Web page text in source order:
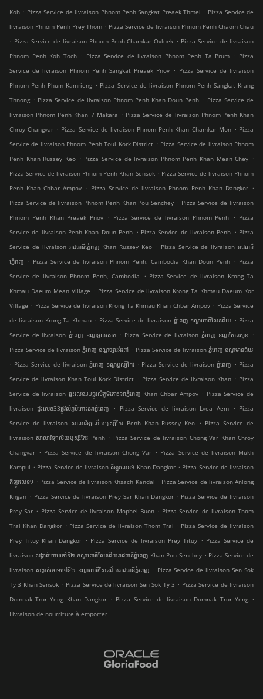
Koh . Pizza Service de livraison Phnom Penh Sangkat Preaek Thmei . Pizza Service de
livraison Phnom Penh Prey Thom . Pizza Service de livraison Phnom Penh Chaom Chau
. Pizza Service de livraison Phnom Penh Chamkar Ovloek . Pizza Service de livraison
Phnom Penh Koh Toch
. Pizza Service de livraison Phnom Penh Ta Prum . Pizza
Service de livraison Phnom Penh Sangkat Preaek Pnov . Pizza Service de livraison
Phnom Penh Phum Kamrieng . Pizza Service de livraison Phnom Penh Sangkat Krang
Thnong . Pizza Service de livraison Phnom Penh Khan Doun Penh . Pizza Service de
livraison Phnom Penh Khan 7 Makara . Pizza Service de livraison Phnom Penh Khan
Chroy Changvar . Pizza Service de livraison Phnom Penh Khan Chamkar Mon . Pizza
Service de livraison Phnom Penh Toul Kork District . Pizza Service de livraison Phnom
Penh Khan Russey Keo . Pizza Service de livraison Phnom Penh Khan Mean Chey .
Pizza Service de livraison Phnom Penh Khan Sensok . Pizza Service de livraison Phnom
Penh Khan Chbar Ampov
. Pizza Service de livraison Phnom Penh Khan Dangkor .
Pizza Service de livraison Phnom Penh Khan Pou Senchey . Pizza Service de livraison
Phnom Penh Khan Preaek Pnov
. Pizza Service de livraison Phnom Penh . Pizza
Service de livraison Penh Khan Doun Penh . Pizza Service de livraison Penh . Pizza
Service de livraison រាជធានីភ្នំេពញ Khan Russey Keo . Pizza Service de livraison រាជធានី
ភ្នំេពញ
. Pizza Service de livraison Phnom Penh, Cambodia Khan Doun Penh . Pizza
Service de livraison Phnom Penh, Cambodia
. Pizza Service de livraison Krong Ta
Khmau Daeum Mean Village . Pizza Service de livraison Krong Ta Khmau Daeum Kor
Village . Pizza Service de livraison Krong Ta Khmau Khan Chbar Ampov . Pizza Service
de livraison Krong Ta Khmau . Pizza Service de livraison ភ្នំពេញ ខណ្ឌ​ពោធិ៍សែនជ័យ . Pizza
Service de livraison ភ្នំពេញ ខណ្ឌទួលគោក . Pizza Service de livraison ភ្នំពេញ ខណ្ឌ​សែនសុខ .
Pizza Service de livraison ភ្នំពេញ ខណ្ឌច្បារអំពៅ . Pizza Service de livraison ភ្នំពេញ ខណ្ឌមានជ័យ
. Pizza Service de livraison ភ្នំពេញ ខណ្ឌ​ឫស្សីកែវ . Pizza Service de livraison ភ្នំពេញ . Pizza
Service de livraison Khan Toul Kork District . Pizza Service de livraison Khan . Pizza
Service de livraison ផ្ទះលេខ33ផ្លូវលំភូមិកោះនរាភ្នំពេញ Khan Chbar Ampov . Pizza Service de
livraison ផ្ទះលេខ33ផ្លូវលំភូមិកោះនរាភ្នំពេញ
. Pizza Service de livraison Lvea Aem . Pizza
Service de livraison សាលាវិទ្យាល័យឬស្សីកែវ Penh Khan Russey Keo
. Pizza Service de
livraison សាលាវិទ្យាល័យឬស្សីកែវ Penh . Pizza Service de livraison Chong Var Khan Chroy
Changvar . Pizza Service de livraison Chong Var . Pizza Service de livraison Mukh
Kampul . Pizza Service de livraison គីឡូរលេខ9 Khan Dangkor . Pizza Service de livraison
គីឡូរលេខ9 . Pizza Service de livraison Khsach Kandal . Pizza Service de livraison Anlong
Kngan . Pizza Service de livraison Prey Sar Khan Dangkor . Pizza Service de livraison
Prey Sar . Pizza Service de livraison Mophei Buon . Pizza Service de livraison Thom
Trai Khan Dangkor . Pizza Service de livraison Thom Trai . Pizza Service de livraison
Prey Tituy Khan Dangkor . Pizza Service de livraison Prey Tituy . Pizza Service de
livraison សង្កាត់ចោមចៅទី២ ខណ្ឌពោធិ៍សែនជ័យរាជធានីភ្នំពេញ Khan Pou Senchey . Pizza Service de
livraison សង្កាត់ចោមចៅទី២ ខណ្ឌពោធិ៍សែនជ័យរាជធានីភ្នំពេញ . Pizza Service de livraison Sen Sok
Ty 3 Khan Sensok . Pizza Service de livraison Sen Sok Ty 3 . Pizza Service de livraison
Domnak Tror Yeng Khan Dangkor . Pizza Service de livraison Domnak Tror Yeng .
Livraison de nourriture à emporter